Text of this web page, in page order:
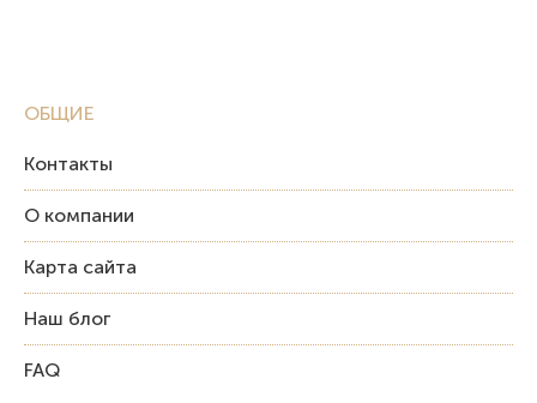
ОБЩИЕ
Контакты
О компании
Карта сайта
Наш блог
FAQ